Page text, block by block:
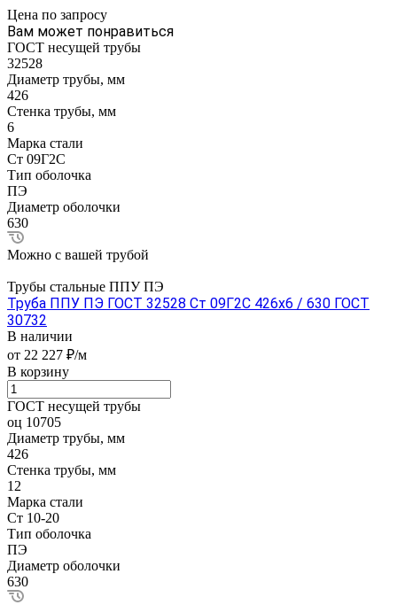
Цена по запросу
Вам может понравиться
ГОСТ несущей трубы
32528
Диаметр трубы, мм
426
Стенка трубы, мм
6
Марка стали
Ст 09Г2С
Тип оболочка
ПЭ
Диаметр оболочки
630
Можно с вашей трубой
Трубы стальные ППУ ПЭ
Труба ППУ ПЭ ГОСТ 32528 Ст 09Г2С 426x6 / 630 ГОСТ
30732
В наличии
от 22 227 ₽/м
В корзину
ГОСТ несущей трубы
оц 10705
Диаметр трубы, мм
426
Стенка трубы, мм
12
Марка стали
Ст 10-20
Тип оболочка
ПЭ
Диаметр оболочки
630